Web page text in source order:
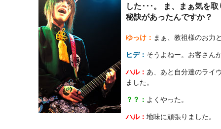
した･･･。 ま、まぁ気を
秘訣があったんですか？
ゆっけ： まぁ、教祖様のお力
ヒデ： そうよねー。お客さん
ハル： あ、あと自分達のライ
ました。
？？： よくやった。
ハル： 地味に頑張りました。